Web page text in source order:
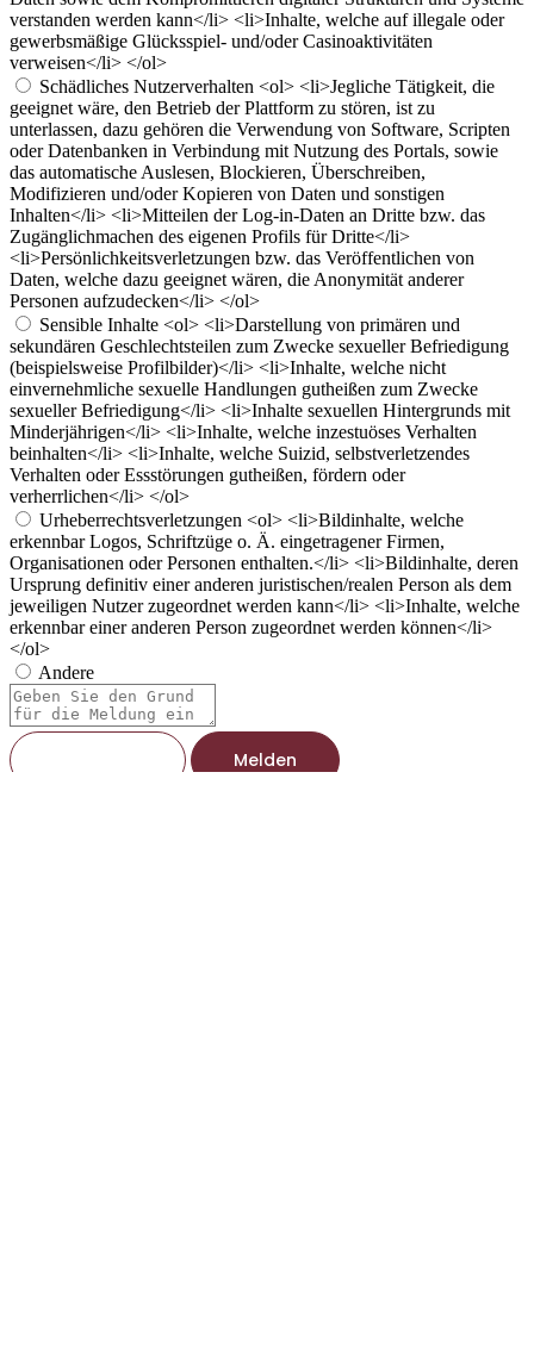
verstanden werden kann</li> <li>Inhalte, welche auf illegale oder
gewerbsmäßige Glücksspiel- und/oder Casinoaktivitäten
verweisen</li> </ol>
Schädliches Nutzerverhalten <ol> <li>Jegliche Tätigkeit, die
geeignet wäre, den Betrieb der Plattform zu stören, ist zu
unterlassen, dazu gehören die Verwendung von Software, Scripten
oder Datenbanken in Verbindung mit Nutzung des Portals, sowie
das automatische Auslesen, Blockieren, Überschreiben,
Modifizieren und/oder Kopieren von Daten und sonstigen
Inhalten</li> <li>Mitteilen der Log-in-Daten an Dritte bzw. das
Zugänglichmachen des eigenen Profils für Dritte</li>
<li>Persönlichkeitsverletzungen bzw. das Veröffentlichen von
Daten, welche dazu geeignet wären, die Anonymität anderer
Personen aufzudecken</li> </ol>
Sensible Inhalte <ol> <li>Darstellung von primären und
sekundären Geschlechtsteilen zum Zwecke sexueller Befriedigung
(beispielsweise Profilbilder)</li> <li>Inhalte, welche nicht
einvernehmliche sexuelle Handlungen gutheißen zum Zwecke
sexueller Befriedigung</li> <li>Inhalte sexuellen Hintergrunds mit
Minderjährigen</li> <li>Inhalte, welche inzestuöses Verhalten
beinhalten</li> <li>Inhalte, welche Suizid, selbstverletzendes
Verhalten oder Essstörungen gutheißen, fördern oder
verherrlichen</li> </ol>
Urheberrechtsverletzungen <ol> <li>Bildinhalte, welche
erkennbar Logos, Schriftzüge o. Ä. eingetragener Firmen,
Organisationen oder Personen enthalten.</li> <li>Bildinhalte, deren
Ursprung definitiv einer anderen juristischen/realen Person als dem
jeweiligen Nutzer zugeordnet werden kann</li> <li>Inhalte, welche
erkennbar einer anderen Person zugeordnet werden können</li>
</ol>
Andere
Berichtsnotiz
Melden